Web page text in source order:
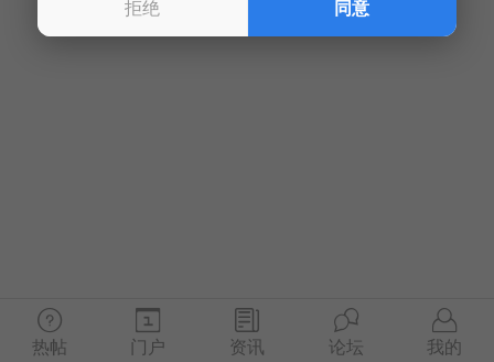
热帖 门户 资讯 论坛 我的
拒绝 同意